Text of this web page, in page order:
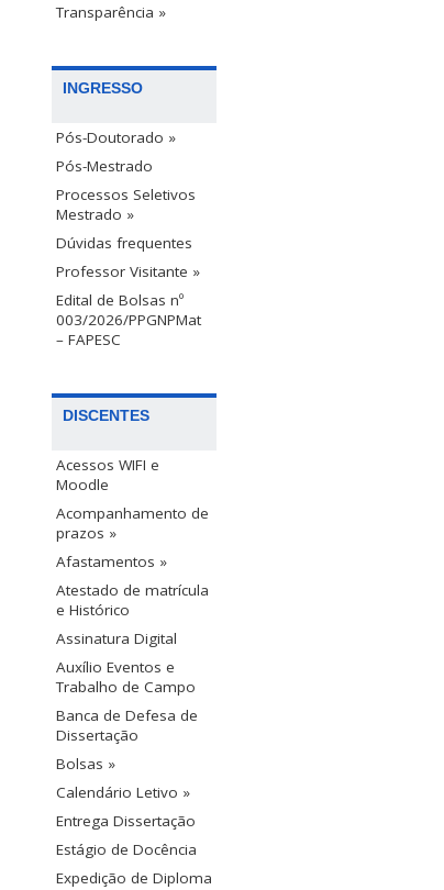
Transparência »
INGRESSO
Pós-Doutorado »
Pós-Mestrado
Processos Seletivos
Mestrado »
Dúvidas frequentes
Professor Visitante »
Edital de Bolsas nº
003/2026/PPGNPMat
– FAPESC
DISCENTES
Acessos WIFI e
Moodle
Acompanhamento de
prazos »
Afastamentos »
Atestado de matrícula
e Histórico
Assinatura Digital
Auxílio Eventos e
Trabalho de Campo
Banca de Defesa de
Dissertação
Bolsas »
Calendário Letivo »
Entrega Dissertação
Estágio de Docência
Expedição de Diploma